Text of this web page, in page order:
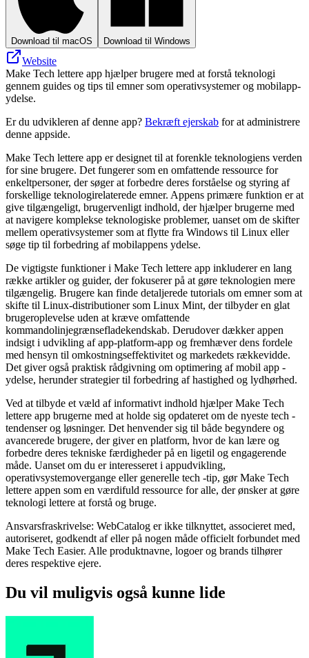
Download til macOS Download til Windows
Website
Make Tech lettere app hjælper brugere med at forstå teknologi
gennem guides og tips til emner som operativsystemer og mobilapp-
ydelse.
Er du udvikleren af denne app? Bekræft ejerskab for at administrere
denne appside.
Make Tech lettere app er designet til at forenkle teknologiens verden
for sine brugere. Det fungerer som en omfattende ressource for
enkeltpersoner, der søger at forbedre deres forståelse og styring af
forskellige teknologirelaterede emner. Appens primære funktion er at
give tilgængeligt, brugervenligt indhold, der hjælper brugerne med
at navigere komplekse teknologiske problemer, uanset om de skifter
mellem operativsystemer som at flytte fra Windows til Linux eller
søge tip til forbedring af mobilappens ydelse.
De vigtigste funktioner i Make Tech lettere app inkluderer en lang
række artikler og guider, der fokuserer på at gøre teknologien mere
tilgængelig. Brugere kan finde detaljerede tutorials om emner som at
skifte til Linux-distributioner som Linux Mint, der tilbyder en glat
brugeroplevelse uden at kræve omfattende
kommandolinjegrænsefladekendskab. Derudover dækker appen
indsigt i udvikling af app-platform-app og fremhæver dens fordele
med hensyn til omkostningseffektivitet og markedets rækkevidde.
Det giver også praktisk rådgivning om optimering af mobil app -
ydelse, herunder strategier til forbedring af hastighed og lydhørhed.
Ved at tilbyde et væld af informativt indhold hjælper Make Tech
lettere app brugerne med at holde sig opdateret om de nyeste tech -
tendenser og løsninger. Det henvender sig til både begyndere og
avancerede brugere, der giver en platform, hvor de kan lære og
forbedre deres tekniske færdigheder på en ligetil og engagerende
måde. Uanset om du er interesseret i appudvikling,
operativsystemovergange eller generelle tech -tip, gør Make Tech
lettere appen som en værdifuld ressource for alle, der ønsker at gøre
teknologi lettere at forstå og bruge.
Ansvarsfraskrivelse: WebCatalog er ikke tilknyttet, associeret med,
autoriseret, godkendt af eller på nogen måde officielt forbundet med
Make Tech Easier. Alle produktnavne, logoer og brands tilhører
deres respektive ejere.
Du vil muligvis også kunne lide